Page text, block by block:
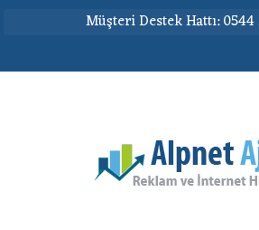
Müşteri Destek Hattı: